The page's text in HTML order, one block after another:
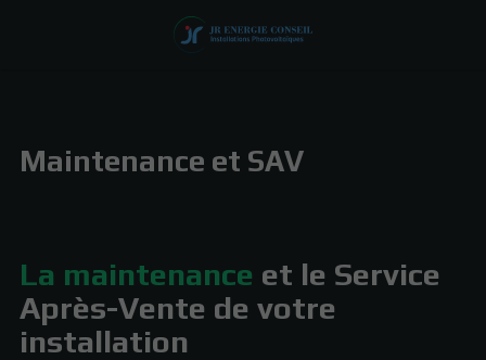
Maintenance et SAV
La maintenance et le Service
Après-Vente de votre
installation